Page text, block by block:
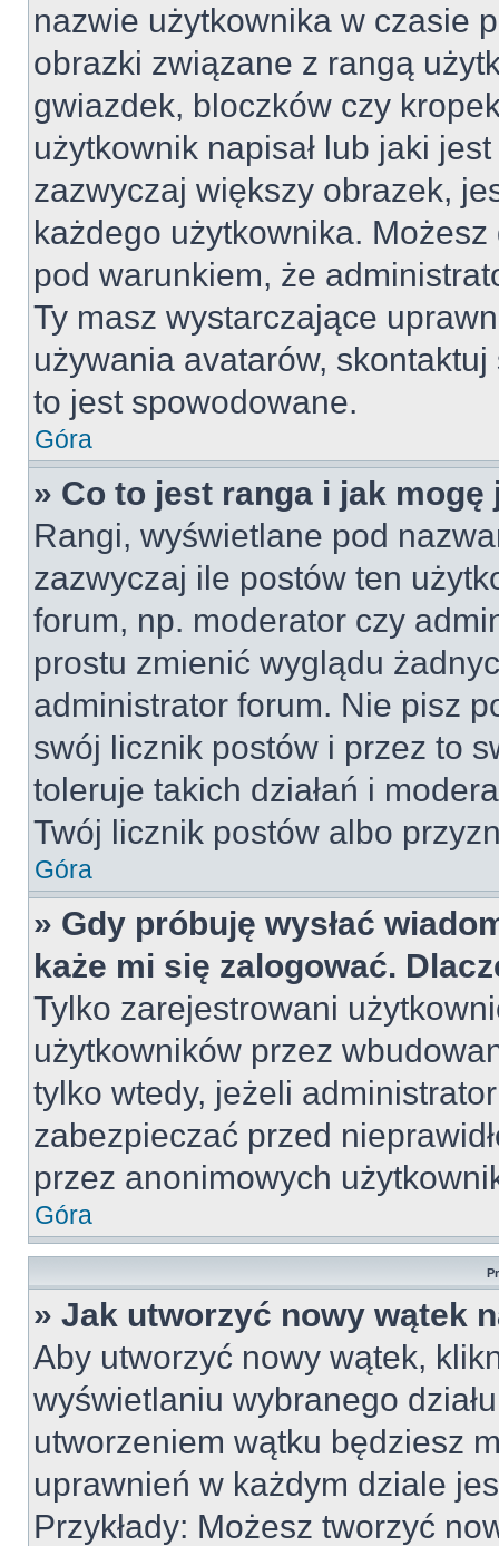
nazwie użytkownika w czasie
obrazki związane z rangą
gwiazdek, bloczków czy
użytkownik napisał lub jaki
zazwyczaj większy obrazek,
każdego użytkownika.
pod warunkiem, że
Ty masz wystarczające
używania avatarów,
to jest spowodowane.
Góra
» Co to jest ranga i jak mogę
Rangi, wyświetlane pod
zazwyczaj ile postów ten
forum, np. moderator czy
prostu zmienić wyglądu
administrator forum. Nie pisz
swój licznik postów i przez to
toleruje takich działań i
Twój licznik postów albo
Góra
» Gdy próbuję wysłać
każe mi się zalogować.
Tylko zarejestrowani
użytkowników przez
tylko wtedy, jeżeli
zabezpieczać przed
przez anonimowych
Góra
» Jak utworzyć nowy wątek
Aby utworzyć nowy wątek,
wyświetlaniu wybranego
utworzeniem wątku będziesz
uprawnień w każdym dziale
Przykłady: Możesz tworzyć